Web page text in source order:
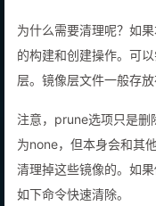
为什么需要清理呢？如
的构建和创建操作。可
层。镜像层文件一般存
注意，prune选项只是删
为none，但本身会和其
清理掉这些镜像的。如
如下命令快速清除。